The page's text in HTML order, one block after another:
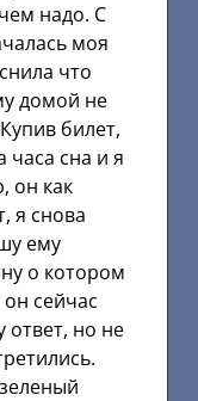
надо. С
моя
что
домой не
билет,
часа сна и я
он как
я снова
ему
о котором
сейчас
ответ, но не